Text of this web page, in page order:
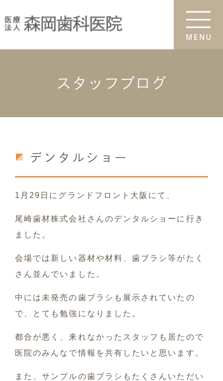
スタッフブログ
デンタルショー
1月29日にグランドフロント大阪にて、
尾崎歯材株式会社さんのデンタルショーに行き
ました。
会場では新しい器材や材料、歯ブラシ等がたく
さん並んでいました。
中には未発売の歯ブラシも展示されていたの
で、とても勉強になりました。
都合が悪く、来れなかったスタッフも居たので
医院のみんなで情報を共有したいと思います。
また、サンプルの歯ブラシもたくさんいただい